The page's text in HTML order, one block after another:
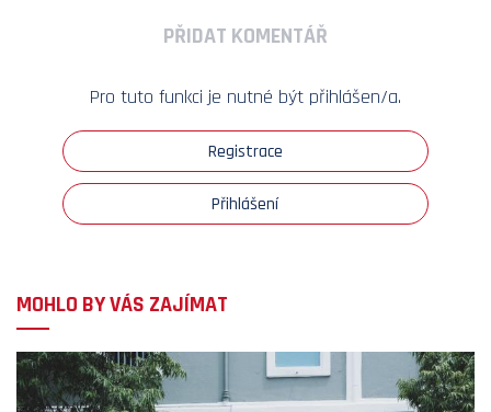
PŘIDAT KOMENTÁŘ
Pro tuto funkci je nutné být přihlášen/a.
Registrace
Přihlášení
MOHLO BY VÁS ZAJÍMAT